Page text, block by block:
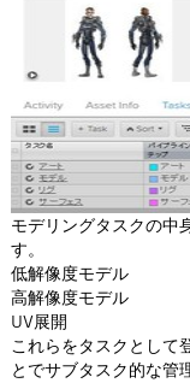
モデリングタスクの中
す。
低解像度モデル
高解像度モデル
UV展開
これらをタスクとして
とでサブタスク的な管